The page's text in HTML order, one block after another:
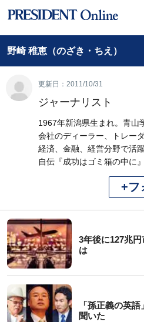
野崎 稚恵（のざき・ちえ）
更新日：2011/10/31
ジャーナリスト
1967年新潟県生まれ。青山
会社のディーラー、トレー
経済、金融、経営分野で活
自伝『成功はゴミ箱の中に』
+フ
3年後に127兆
は
「孫正義の英
聞いた